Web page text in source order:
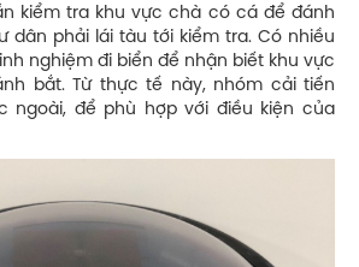
kiểm tra khu vực chà có cá để đánh
dân phải lái tàu tới kiểm tra. Có nhiều
nghiệm đi biển để nhận biết khu vực
bắt. Từ thực tế này, nhóm cải tiến
ngoài, để phù hợp với điều kiện của